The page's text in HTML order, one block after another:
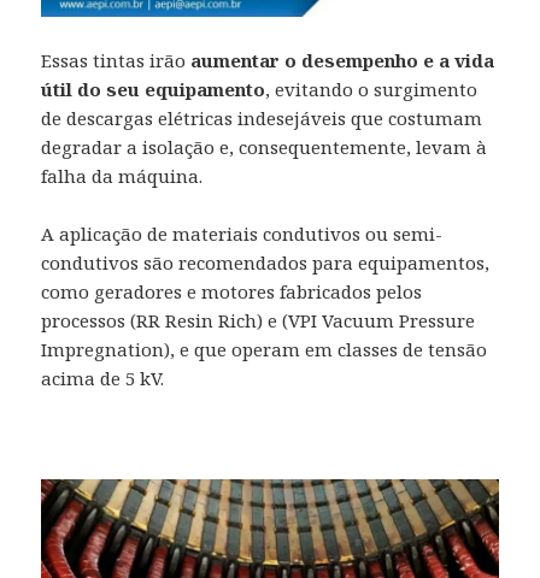
Essas tintas irão aumentar o desempenho e a vida
útil do seu equipamento, evitando o surgimento
de descargas elétricas indesejáveis que costumam
degradar a isolação e, consequentemente, levam à
falha da máquina.
A aplicação de materiais condutivos ou semi-
condutivos são recomendados para equipamentos,
como geradores e motores fabricados pelos
processos (RR Resin Rich) e (VPI Vacuum Pressure
Impregnation), e que operam em classes de tensão
acima de 5 kV.